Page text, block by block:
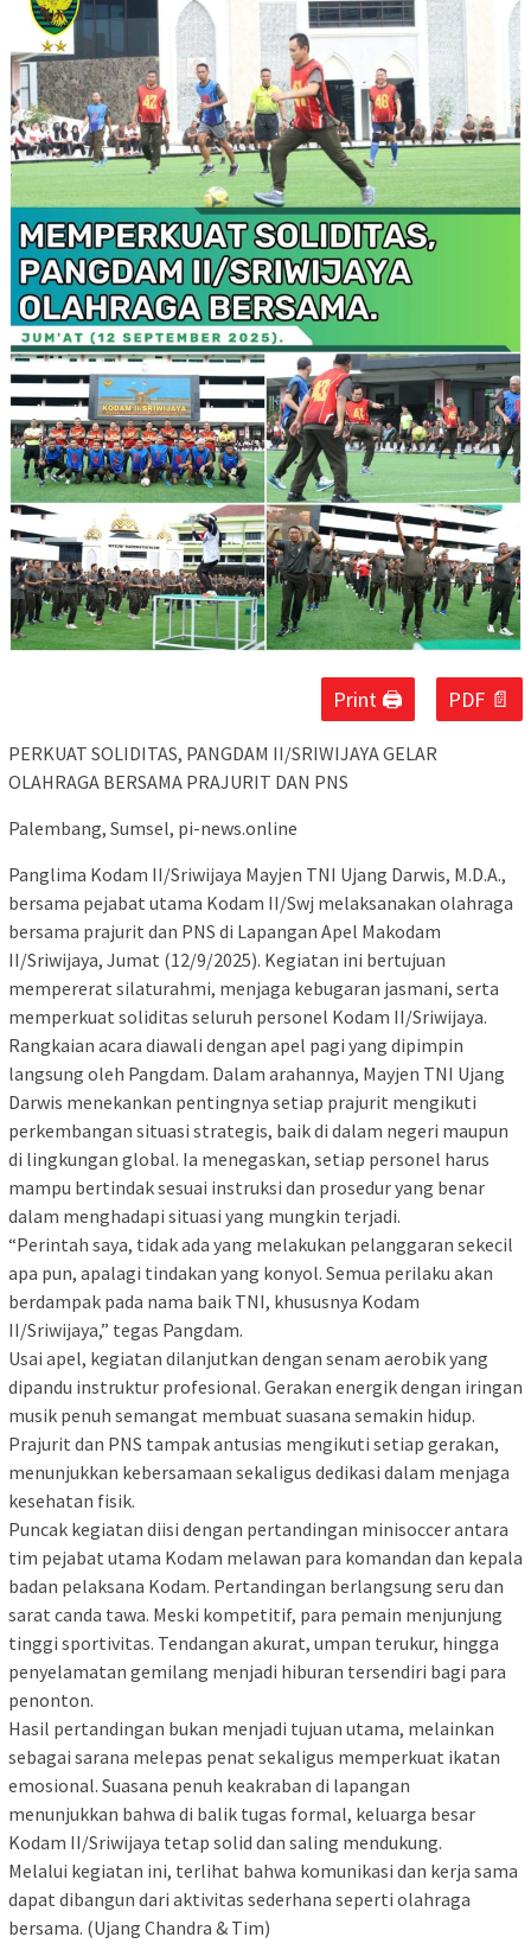
Print 🖨 PDF 📄
PERKUAT SOLIDITAS, PANGDAM II/SRIWIJAYA GELAR
OLAHRAGA BERSAMA PRAJURIT DAN PNS
Palembang, Sumsel, pi-news.online
Panglima Kodam II/Sriwijaya Mayjen TNI Ujang Darwis, M.D.A.,
bersama pejabat utama Kodam II/Swj melaksanakan olahraga
bersama prajurit dan PNS di Lapangan Apel Makodam
II/Sriwijaya, Jumat (12/9/2025). Kegiatan ini bertujuan
mempererat silaturahmi, menjaga kebugaran jasmani, serta
memperkuat soliditas seluruh personel Kodam II/Sriwijaya.
Rangkaian acara diawali dengan apel pagi yang dipimpin
langsung oleh Pangdam. Dalam arahannya, Mayjen TNI Ujang
Darwis menekankan pentingnya setiap prajurit mengikuti
perkembangan situasi strategis, baik di dalam negeri maupun
di lingkungan global. Ia menegaskan, setiap personel harus
mampu bertindak sesuai instruksi dan prosedur yang benar
dalam menghadapi situasi yang mungkin terjadi.
“Perintah saya, tidak ada yang melakukan pelanggaran sekecil
apa pun, apalagi tindakan yang konyol. Semua perilaku akan
berdampak pada nama baik TNI, khususnya Kodam
II/Sriwijaya,” tegas Pangdam.
Usai apel, kegiatan dilanjutkan dengan senam aerobik yang
dipandu instruktur profesional. Gerakan energik dengan iringan
musik penuh semangat membuat suasana semakin hidup.
Prajurit dan PNS tampak antusias mengikuti setiap gerakan,
menunjukkan kebersamaan sekaligus dedikasi dalam menjaga
kesehatan fisik.
Puncak kegiatan diisi dengan pertandingan minisoccer antara
tim pejabat utama Kodam melawan para komandan dan kepala
badan pelaksana Kodam. Pertandingan berlangsung seru dan
sarat canda tawa. Meski kompetitif, para pemain menjunjung
tinggi sportivitas. Tendangan akurat, umpan terukur, hingga
penyelamatan gemilang menjadi hiburan tersendiri bagi para
penonton.
Hasil pertandingan bukan menjadi tujuan utama, melainkan
sebagai sarana melepas penat sekaligus memperkuat ikatan
emosional. Suasana penuh keakraban di lapangan
menunjukkan bahwa di balik tugas formal, keluarga besar
Kodam II/Sriwijaya tetap solid dan saling mendukung.
Melalui kegiatan ini, terlihat bahwa komunikasi dan kerja sama
dapat dibangun dari aktivitas sederhana seperti olahraga
bersama. (Ujang Chandra & Tim)